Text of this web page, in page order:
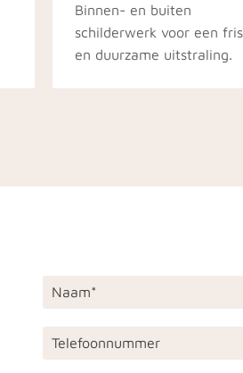
Binnen- en buiten
schilderwerk voor een
en duurzame uitstraling.